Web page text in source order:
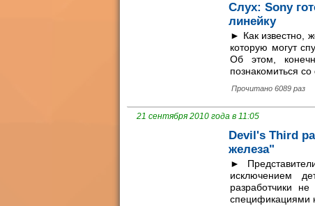
Слух: Sony
линейку
► Как известно,
которую могут
Об этом,
познакомиться со
Прочитано 6089 раз
21 сентября 2010 года в 11:05
Devil's Third
железа"
►
исключением
разработчики
спецификациями